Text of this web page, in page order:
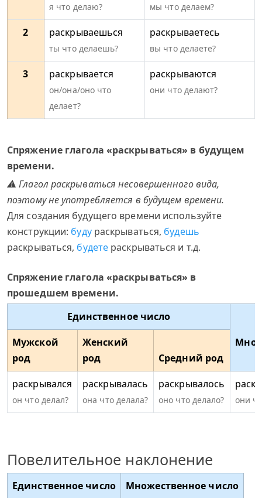
я что делаю? мы что делаем?
2 раскрываешься
ты что делаешь?
раскрываетесь
вы что делаете?
3 раскрывается
он/она/оно что
делает?
раскрываются
они что делают?
Спряжение глагола «раскрываться» в будущем
времени.
⚠ Глагол раскрываться несовершенного вида,
поэтому не употребляется в будущем времени.
Для создания будущего времени используйте
конструкции: будураскрываться, будешь
раскрываться, будете раскрываться и т.д.
Спряжение глагола «раскрываться» в
прошедшем времени.
Единственное число
Мужской
род
Женский
род
Средний род
раскрывался
он что делал?
раскрывалась
она что делала?
раскрывалось
оно что делало? они
Повелительное наклонение
Единственное число
Множественное число